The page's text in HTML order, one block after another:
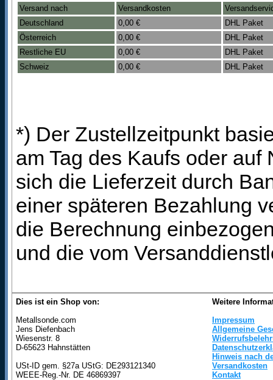
Versand nach Versandkosten
Deutschland
0,00 €
DHL Paket
Österreich
0,00 €
DHL Paket
Restliche EU
0,00 €
DHL Paket
Schweiz
0,00 € DHL Paket
*) Der Zustellzeitpunkt
am Tag des Kaufs oder
sich die Lieferzeit durch
einer späteren Bezahlung
die Berechnung
und die vom
Dies ist ein Shop von:
Metallsonde.com
Jens Diefenbach
Wiesenstr. 8
D-65623 Hahnstätten
USt-ID gem. §27a UStG: DE293121340
WEEE-Reg.-Nr. DE 46869397
Weitere
Impressum
Allgemeine
Hinweis nach
Versandkosten
Kontakt